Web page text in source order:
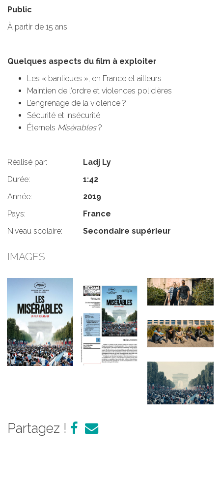
Public
À partir de 15 ans
Quelques aspects du film à exploiter
Les « banlieues », en France et ailleurs
Maintien de l’ordre et violences policières
L’engrenage de la violence ?
Sécurité et insécurité
Éternels Misérables?
Réalisé par:
Ladj Ly
Durée:
1:42
Année:
2019
Pays:
France
Niveau scolaire:
Secondaire supérieur
IMAGES
Partagez !